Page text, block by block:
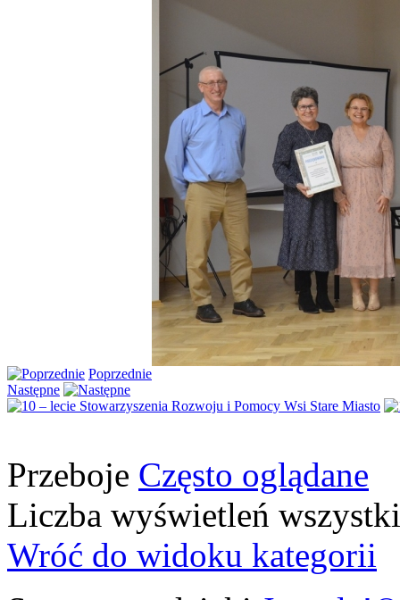
Poprzednie
Następne
Przeboje Często oglądane
Liczba wyświetleń
Wróć do widoku kategorii